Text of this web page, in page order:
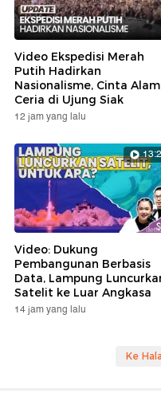
Video Ekspedisi Merah
Putih Hadirkan
Nasionalisme, Cinta
Ceria di Ujung Siak
12 jam yang lalu
Video: Dukung
Pembangunan Berbasis
Data, Lampung
Satelit ke Luar Angkasa
14 jam yang lalu
Ke